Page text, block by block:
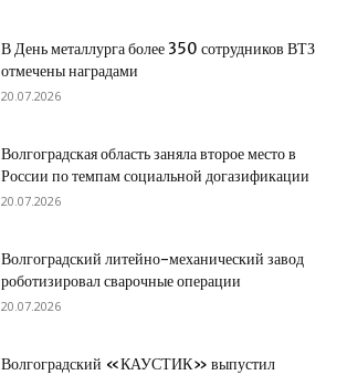
В День металлурга более 350 сотрудников ВТЗ
отмечены наградами
20.07.2026
Волгоградская область заняла второе место в
России по темпам социальной догазификации
20.07.2026
Волгоградский литейно-механический завод
роботизировал сварочные операции
20.07.2026
Волгоградский «КАУСТИК» выпустил